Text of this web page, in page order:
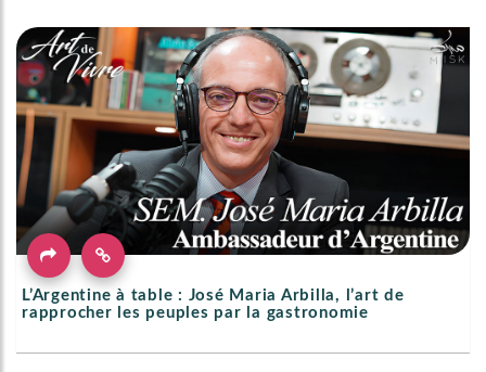
L’Argentine à table : José Maria Arbilla, l’art de
rapprocher les peuples par la gastronomie